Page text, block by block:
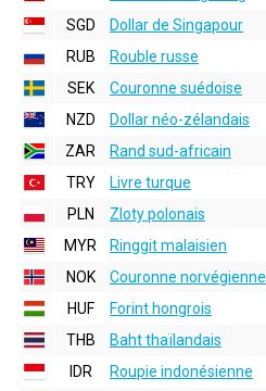
SGD
Dollar de Singapour
RUB
Rouble russe
SEK
Couronne suédoise
NZD
Dollar néo-zélandais
ZAR
Rand sud-africain
TRY
Livre turque
PLN
Zloty polonais
MYR
Ringgit malaisien
NOK
Couronne norvégienne
HUF
Forint hongrois
THB
Baht thaïlandais
IDR
Roupie indonésienne